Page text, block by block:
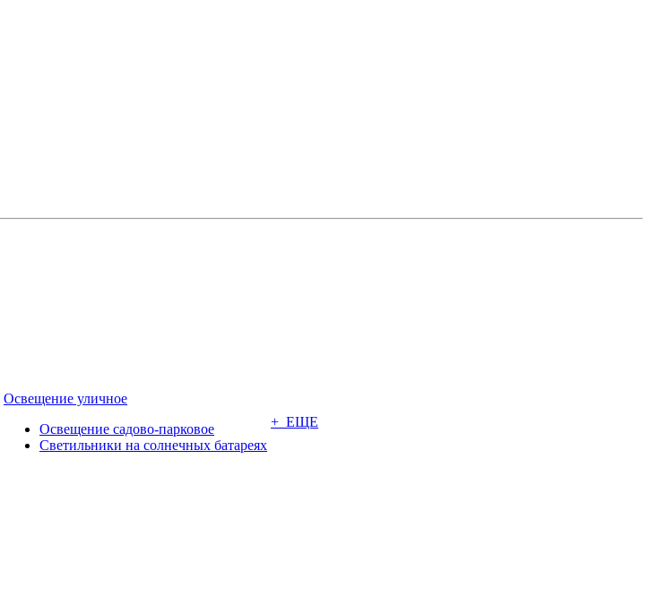
Освещение уличное
Освещение садово-парковое
Светильники на солнечных батареях
+ ЕЩЕ